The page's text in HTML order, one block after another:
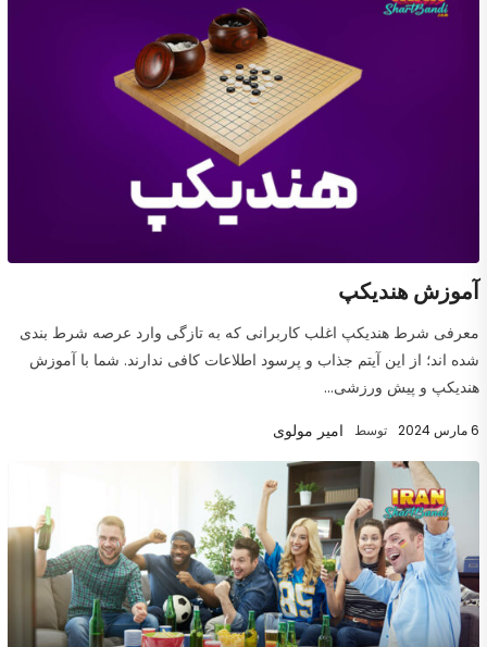
آموزش هندیکپ
معرفی شرط هندیکپ اغلب کاربرانی که به تازگی وارد عرصه شرط بندی
شده اند؛ از این آیتم جذاب و پرسود اطلاعات کافی ندارند. شما با آموزش
هندیکپ و پیش ورزشی...
6 مارس 2024 توسط امیر مولوی